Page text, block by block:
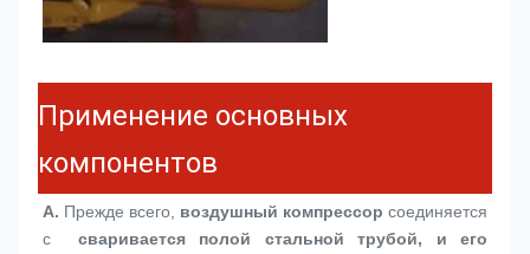
Применение основных
компонентов
A. Прежде всего, воздушный компрессор соединяется
с
сваривается полой стальной трубой, и его